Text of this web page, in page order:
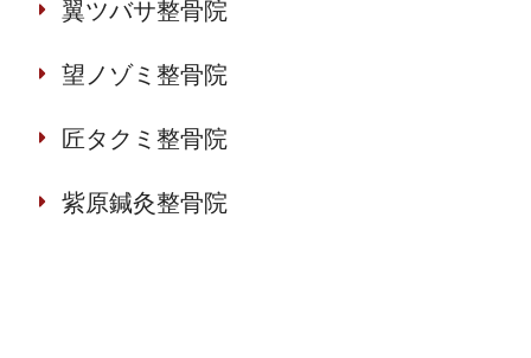
翼ツバサ整骨院
望ノゾミ整骨院
匠タクミ整骨院
紫原鍼灸整骨院